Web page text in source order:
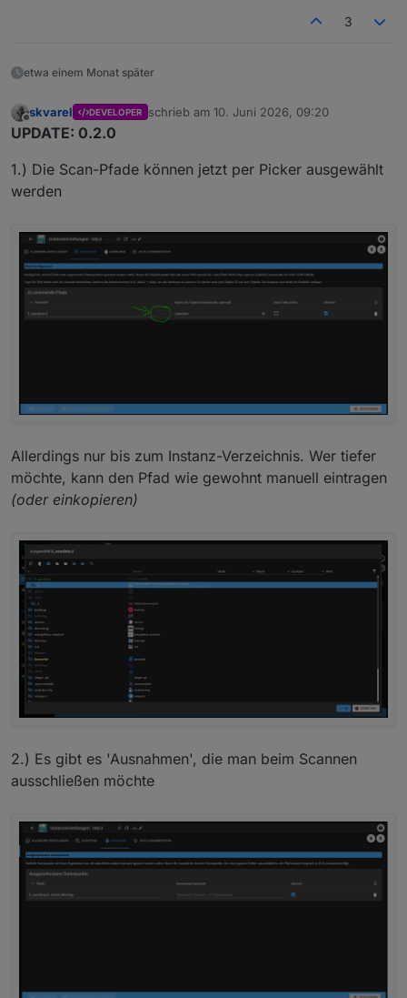
3
etwa einem Monat später
Offline
skvarel DEVELOPER schrieb am 10. Juni 2026, 09:20
zuletzt editiert von
UPDATE: 0.2.0
1.) Die Scan-Pfade können jetzt per Picker ausgewählt
werden
Allerdings nur bis zum Instanz-Verzeichnis. Wer tiefer
möchte, kann den Pfad wie gewohnt manuell eintragen
(oder einkopieren)
2.) Es gibt es 'Ausnahmen', die man beim Scannen
ausschließen möchte